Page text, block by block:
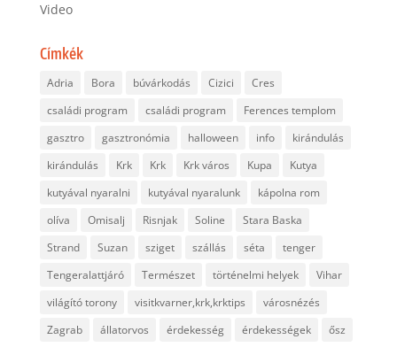
Video
Címkék
Adria Bora búvárkodás Cizici
Cres
családi program
családi program
Ferences templom
gasztro
gasztronómia halloween info
kirándulás
kirándulás
Krk Krk Krk város Kupa
Kutya
kutyával nyaralni
kutyával nyaralunk
kápolna rom
olíva
Omisalj Risnjak Soline
Stara Baska
Strand
Suzan sziget szállás séta
tenger
Tengeralattjáró
Természet történelmi helyek
Vihar
világító torony
visitkvarner,krk,krktips
városnézés
Zagrab
állatorvos érdekesség érdekességek ősz